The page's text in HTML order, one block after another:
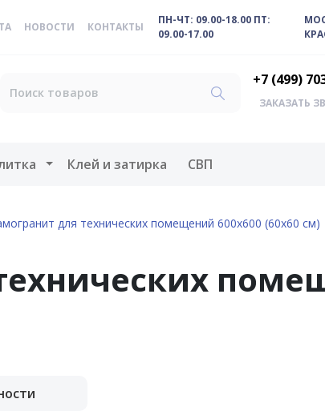
НОВОСТИ КОНТАКТЫ
ПН-ЧТ: 09.00-18.00 ПТ:
09.00-17.00
+7 (499)
ЗАКАЗАТЬ
Открыть меню
Клей и затирка СВП
для технических помещений 600х600 (60х60 см)